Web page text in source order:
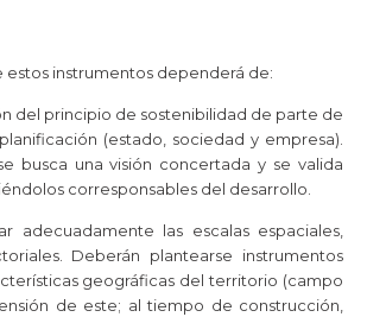
estos instrumentos dependerá de:
principio de sostenibilidad de parte de
(estado, sociedad y empresa).
busca una visión concertada y se valida
corresponsables del desarrollo.
las escalas espaciales,
Deberán plantearse instrumentos
geográficas del territorio (campo
de este; al tiempo de construcción,